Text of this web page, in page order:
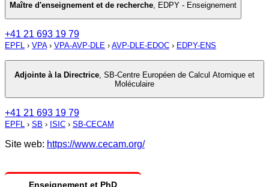
Maître d'enseignement et de recherche, EDPY - Enseignement
+41 21 693 19 79
EPFL › VPA› VPA-AVP-DLE › AVP-DLE-EDOC › EDPY-ENS
Adjointe à la Directrice SB-Centre Européen de Calcul Atomique et
Moléculaire
+41 21 693 19 79
EPFL › SB › ISIC › SB-CECAM
Site web: https://www.cecam.org/
Enseignement et PhD